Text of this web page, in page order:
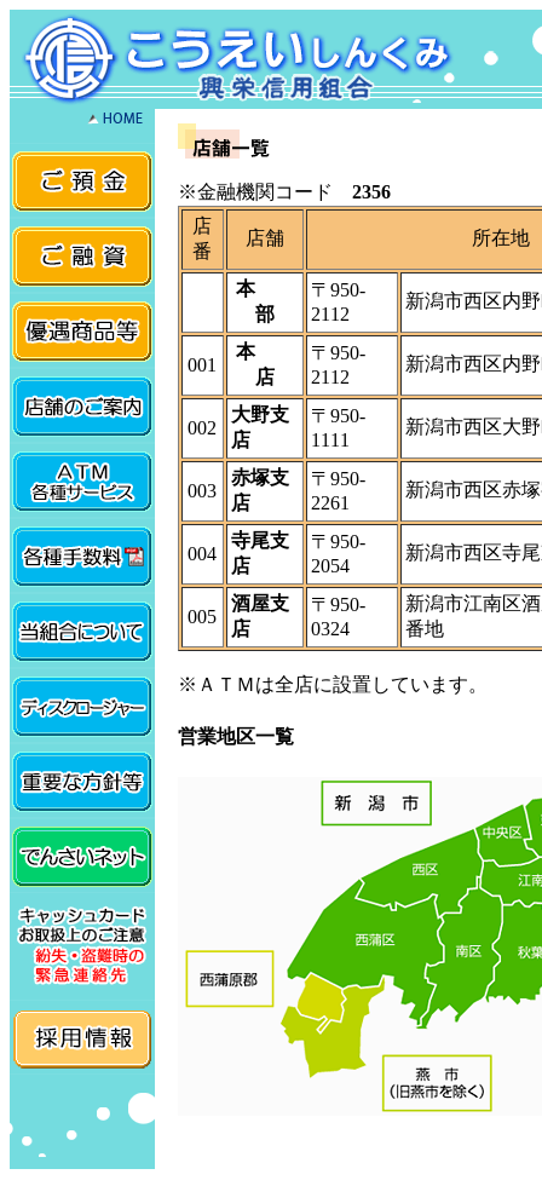
※金融機関コード 2356
店
番
店舗 所在地
本
部
〒950-
2112
新潟市西区内
001
本
店
〒950-
2112
新潟市西区内
002
大野支
店
〒950-
1111
新潟市西区大
003
赤塚支
店
〒950-
2261
新潟市西区赤
004
寺尾支
店
〒950-
2054
新潟市西区寺
005
酒屋支
店
〒950-
0324
新潟市江南区
番地
※ＡＴＭは全店に設置しています。
営業地区一覧